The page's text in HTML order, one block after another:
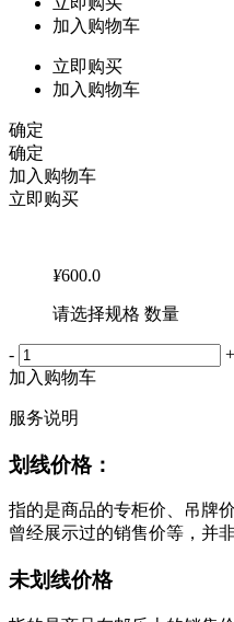
加入购物车
立即购买
加入购物车
确定
确定
加入购物车
立即购买
¥600.0
请选择规格 数量
-
+
加入购物车
服务说明
划线价格：
指的是商品的专柜价、吊牌
曾经展示过的销售价等，并
未划线价格